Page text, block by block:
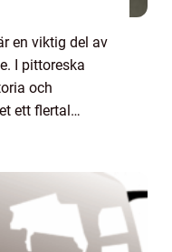
en viktig del av
I pittoreska
och
ett flertal